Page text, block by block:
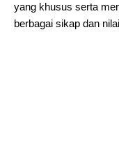
yang khusus serta
berbagai sikap dan